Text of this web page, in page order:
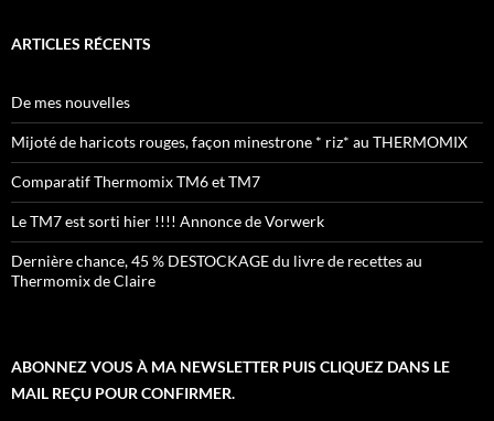
ARTICLES RÉCENTS
De mes nouvelles
Mijoté de haricots rouges, façon minestrone * riz* au THERMOMIX
Comparatif Thermomix TM6 et TM7
Le TM7 est sorti hier !!!! Annonce de Vorwerk
Dernière chance, 45 % DESTOCKAGE du livre de recettes au
Thermomix de Claire
ABONNEZ VOUS À MA NEWSLETTER PUIS CLIQUEZ DANS LE
MAIL REÇU POUR CONFIRMER.